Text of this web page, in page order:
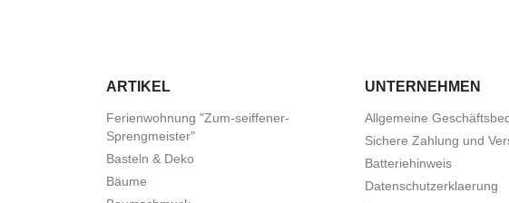
ARTIKEL
Ferienwohnung "Zum-seiffener-
Sprengmeister"
Basteln & Deko
Bäume
UNTERNEHMEN
Allgemeine
Sichere Zahlung und
Batteriehinweis
Datenschutzerklaerung